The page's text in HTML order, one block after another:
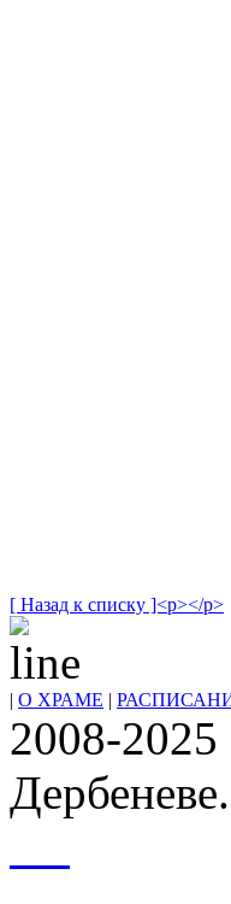
[ Назад к списку ]<p></p>
| О ХРАМЕ |
2008-